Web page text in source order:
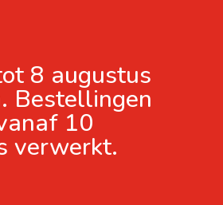
8 augustus
Bestellingen
10
verwerkt.